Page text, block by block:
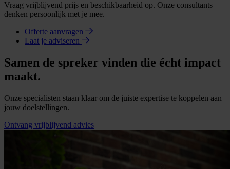
Vraag vrijblijvend prijs en beschikbaarheid op. Onze consultants
denken persoonlijk met je mee.
Offerte aanvragen
Laat je adviseren
Samen de spreker vinden die écht impact
maakt.
Onze specialisten staan klaar om de juiste expertise te koppelen aan
jouw doelstellingen.
Ontvang vrijblijvend advies